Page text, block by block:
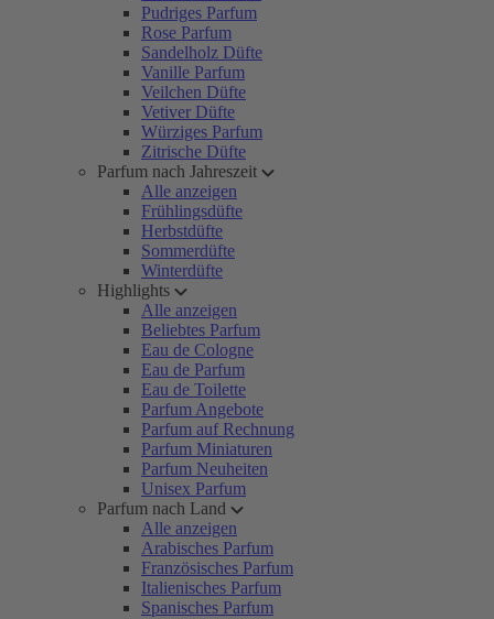
Pudriges Parfum
Rose Parfum
Sandelholz Düfte
Vanille Parfum
Veilchen Düfte
Vetiver Düfte
Würziges Parfum
Zitrische Düfte
Parfum nach Jahreszeit
Alle anzeigen
Frühlingsdüfte
Herbstdüfte
Sommerdüfte
Winterdüfte
Highlights
Alle anzeigen
Beliebtes Parfum
Eau de Cologne
Eau de Parfum
Eau de Toilette
Parfum Angebote
Parfum auf Rechnung
Parfum Miniaturen
Parfum Neuheiten
Unisex Parfum
Parfum nach Land
Alle anzeigen
Arabisches Parfum
Französisches Parfum
Italienisches Parfum
Spanisches Parfum